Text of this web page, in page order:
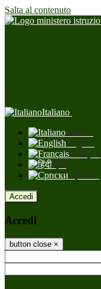
Salta al contenuto
Italiano
Italiano
English
Français
हिंदी
Српски
Accedi
Accedi
button close ×